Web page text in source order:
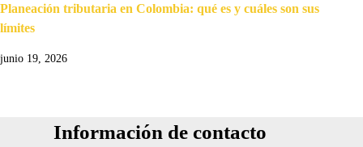
Planeación tributaria en Colombia: qué es y cuáles son sus
límites
junio 19, 2026
Información de contacto